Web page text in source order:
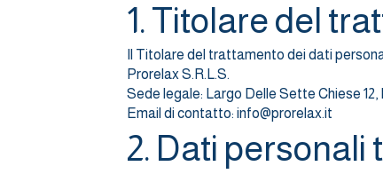
1. Titolare del
Il Titolare del trattamento dei dati
Prorelax S.R.L.S.
Sede legale: Largo Delle Sette Chiese 12,
Email di contatto: info@prorelax.it
2. Dati personali